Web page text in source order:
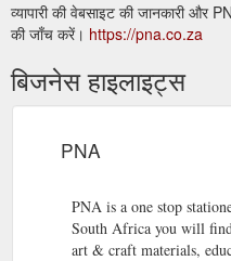
व्यापारी की वेबसाइट की जानकारी
की जाँच करें। https://pna.co.za
बिजनेस हाइलाइट्स
PNA
PNA is a one stop
South Africa you will
art & craft materials,